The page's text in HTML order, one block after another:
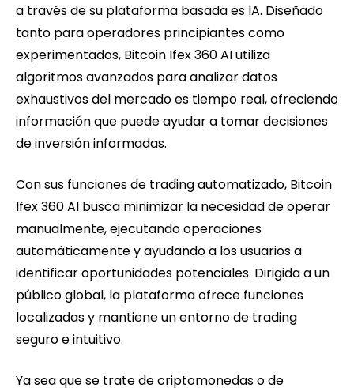
a través de su plataforma basada es IA. Diseñado
tanto para operadores principiantes como
experimentados, Bitcoin Ifex 360 AI utiliza
algoritmos avanzados para analizar datos
exhaustivos del mercado es tiempo real, ofreciendo
información que puede ayudar a tomar decisiones
de inversión informadas.
Con sus funciones de trading automatizado, Bitcoin
Ifex 360 AI busca minimizar la necesidad de operar
manualmente, ejecutando operaciones
automáticamente y ayudando a los usuarios a
identificar oportunidades potenciales. Dirigida a un
público global, la plataforma ofrece funciones
localizadas y mantiene un entorno de trading
seguro e intuitivo.
Ya sea que se trate de criptomonedas o de